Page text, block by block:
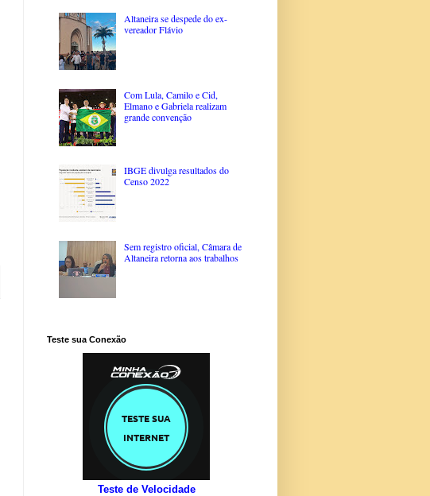
Altaneira se despede do ex-
vereador Flávio
Com Lula, Camilo e Cid,
Elmano e Gabriela realizam
grande convenção
IBGE divulga resultados do
Censo 2022
Sem registro oficial, Câmara de
Altaneira retorna aos trabalhos
Teste sua Conexão
Teste de Velocidade